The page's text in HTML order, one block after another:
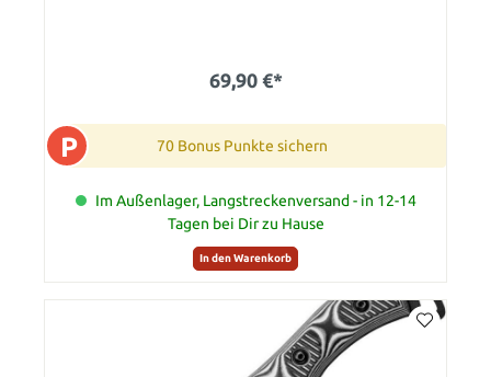
69,90 €*
P 70 Bonus Punkte sichern
Im Außenlager, Langstreckenversand - in 12-14
Tagen bei Dir zu Hause
In den Warenkorb